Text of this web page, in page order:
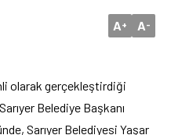
A+ A-
olarak gerçekleştirdiği
Belediye Başkanı
Sarıyer Belediyesi Yaşar